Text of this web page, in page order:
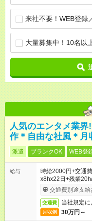
来社不要！WEB登録
大量募集中！10名以
人気のエンタメ業界
作＊自由な社風＊月
派遣 ブランクOK WEB登
給与
時給2000円+交通
x8hx22日+残業
交通費別途支給
交通費 当社規定
月収例 30万円～